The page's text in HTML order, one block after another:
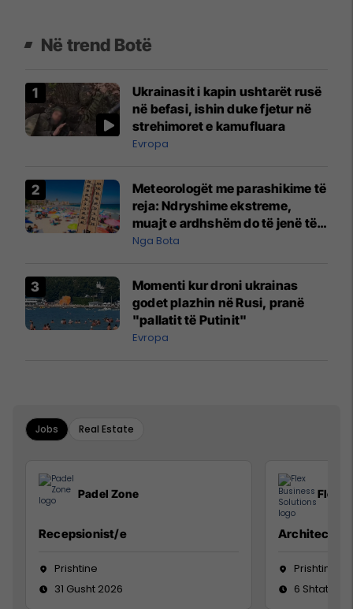
Në trend Botë
Ukrainasit i kapin ushtarët rusë
në befasi, ishin duke fjetur në
strehimoret e kamufluara
Evropa
Meteorologët me parashikime të
reja: Ndryshime ekstreme,
muajt e ardhshëm do të jenë të
pazakontë
Nga Bota
Momenti kur droni ukrainas
godet plazhin në Rusi, pranë
"pallatit të Putinit"
Evropa
Jobs Real Estate
Padel Zone
Recepsionist/e
Prishtine
31 Gusht 2026
Flex
Architect
Prishtinë
6 Shtator